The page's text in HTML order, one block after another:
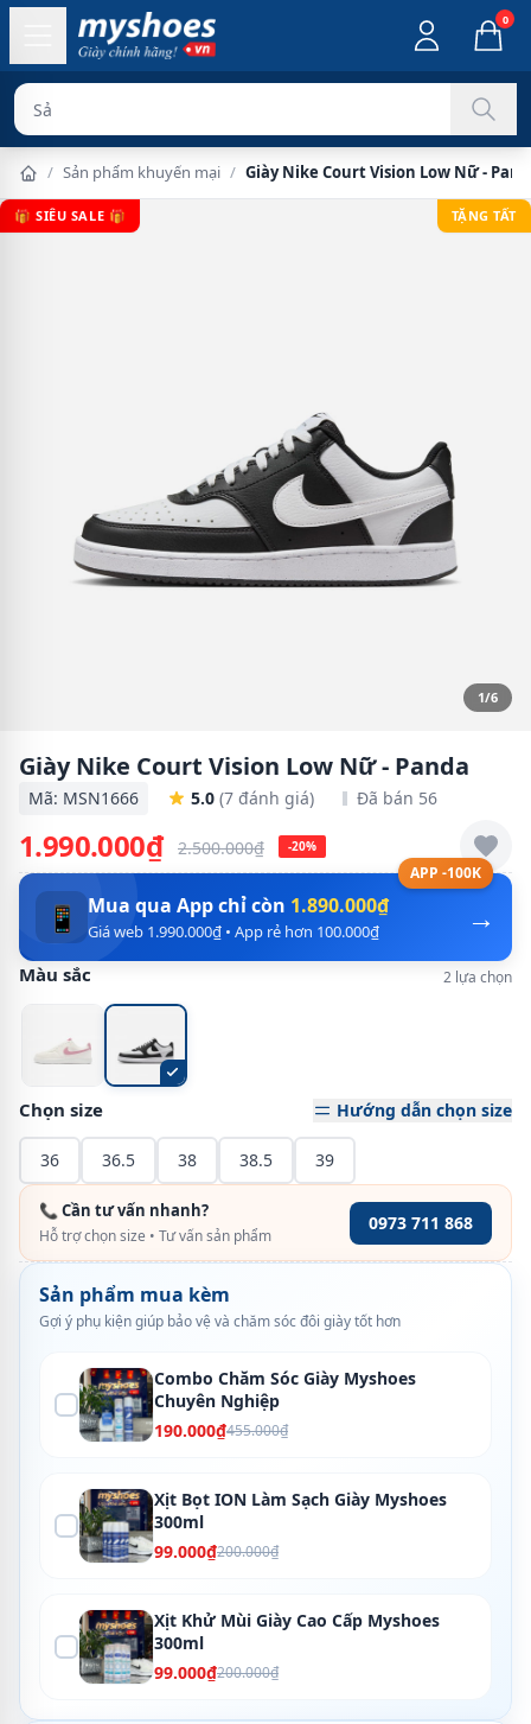
0
Sản phẩm chí
/ Sản phẩm khuyến mại / Giày Nike Court Vision Low Nữ -
🎁 SIÊU SALE 🎁 TẶNG TẤT
1/6
Giày Nike Court Vision Low Nữ - Panda
Mã: MSN1666 5.0 (7 đánh giá) Đã bán 56
1.990.000₫ 2.500.000₫ -20%
APP -100K
→
📱 Mua qua App chỉ còn 1.890.000₫
Giá web 1.990.000₫ • App rẻ hơn 100.000₫
Màu sắc 2 lựa chọn
Chọn size Hướng dẫn chọn size
36 36.5 38 38.5 39
📞 Cần tư vấn nhanh?
Hỗ trợ chọn size • Tư vấn sản phẩm
0973 711 868
Sản phẩm mua kèm
Gợi ý phụ kiện giúp bảo vệ và chăm sóc đôi giày tốt hơn
Combo Chăm Sóc Giày Myshoes
Chuyên Nghiệp
190.000₫455.000₫
Xịt Bọt ION Làm Sạch Giày Myshoes
300ml
99.000₫200.000₫
Xịt Khử Mùi Giày Cao Cấp Myshoes
300ml
99.000₫200.000₫